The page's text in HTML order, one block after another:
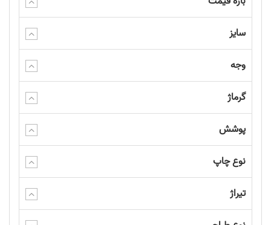
سایز
وجه
گرماژ
پوشش
نوع چاپ
تیراژ